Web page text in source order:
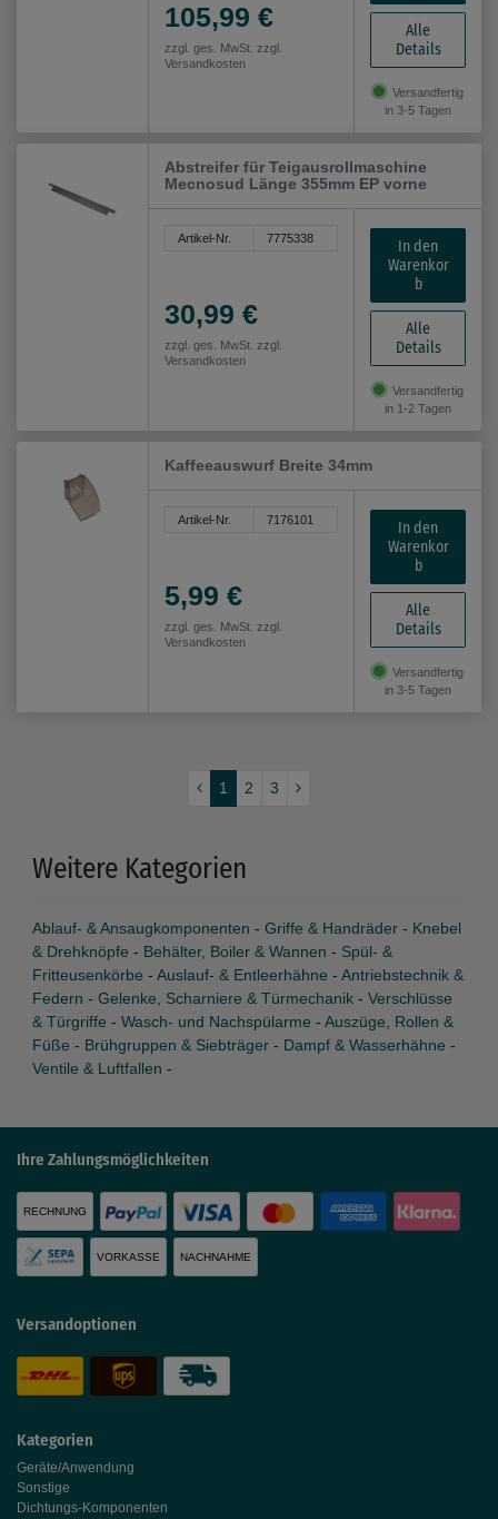
105,99 €
zzgl. ges. MwSt. zzgl.
Versandkosten
Alle
Details
Versandfertig
in 3-5 Tagen
Abstreifer für Teigausrollmaschine
Mecnosud Länge 355mm EP vorne
Artikel-Nr. 7775338
30,99 €
zzgl. ges. MwSt. zzgl.
Versandkosten
In den
Warenkor
b
Alle
Details
Versandfertig
in 1-2 Tagen
Kaffeeauswurf Breite 34mm
Artikel-Nr. 7176101
5,99 €
zzgl. ges. MwSt. zzgl.
Versandkosten
In den
Warenkor
b
Alle
Details
Versandfertig
in 3-5 Tagen
1 2 3
Weitere Kategorien
Ablauf- & Ansaugkomponenten - Griffe & Handräder - Knebel
& Drehknöpfe - Behälter, Boiler & Wannen - Spül- &
Fritteusenkörbe - Auslauf- & Entleerhähne - Antriebstechnik &
Federn - Gelenke, Scharniere & Türmechanik - Verschlüsse
& Türgriffe - Wasch- und Nachspülarme - Auszüge, Rollen &
Füße - Brühgruppen & Siebträger - Dampf & Wasserhähne -
Ventile & Luftfallen -
Kategorien
Geräte/Anwendung
Sonstige
Dichtungs-Komponenten
Ihre Zahlungsmöglichkeiten
RECHNUNG
VORKASSE NACHNAHME
Versandoptionen